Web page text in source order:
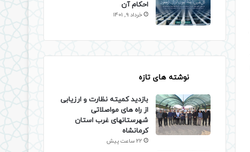
احکام آن
خرداد 9, 1401
نوشته های تازه
بازدید کمیته نظارت و ارزیابی
از راه های مواصلاتی
شهرستانهای غرب استان
کرمانشاه
22 ساعت پیش